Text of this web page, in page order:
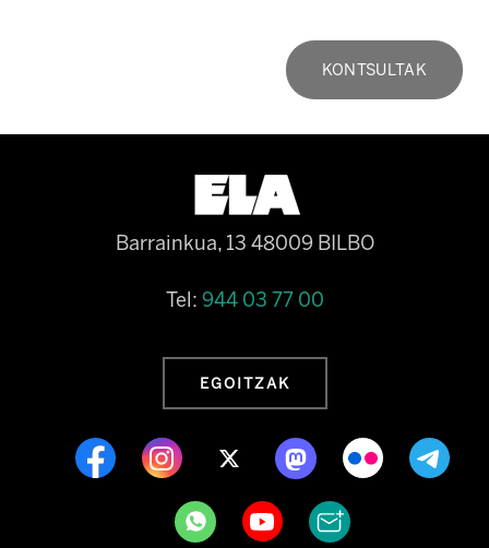
KONTSULTAK
Barrainkua, 13 48009 BILBO
Tel: 944 03 77 00
EGOITZAK